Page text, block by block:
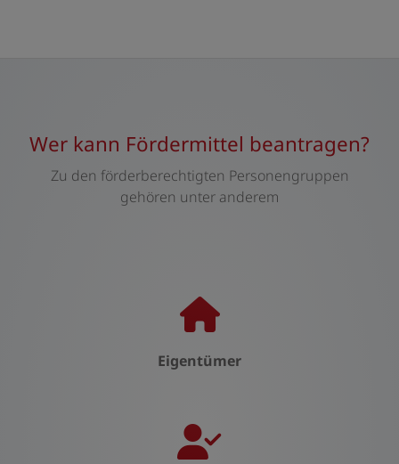
Wer kann Fördermittel beantragen?
Zu den förderberechtigten Personengruppen
gehören unter anderem
Eigentümer